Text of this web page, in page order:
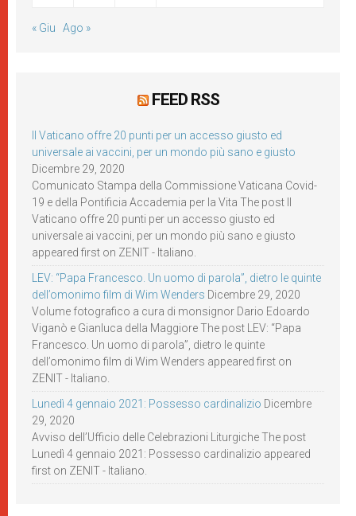
« Giu Ago »
FEED RSS
Il Vaticano offre 20 punti per un accesso giusto ed
universale ai vaccini, per un mondo più sano e giusto
Dicembre 29, 2020
Comunicato Stampa della Commissione Vaticana Covid-
19 e della Pontificia Accademia per la Vita The post Il
Vaticano offre 20 punti per un accesso giusto ed
universale ai vaccini, per un mondo più sano e giusto
appeared first on ZENIT - Italiano.
LEV: “Papa Francesco. Un uomo di parola”, dietro le quinte
dell’omonimo film di Wim Wenders Dicembre 29, 2020
Volume fotografico a cura di monsignor Dario Edoardo
Viganò e Gianluca della Maggiore The post LEV: “Papa
Francesco. Un uomo di parola”, dietro le quinte
dell’omonimo film di Wim Wenders appeared first on
ZENIT - Italiano.
Lunedì 4 gennaio 2021: Possesso cardinalizio Dicembre
29, 2020
Avviso dell’Ufficio delle Celebrazioni Liturgiche The post
Lunedì 4 gennaio 2021: Possesso cardinalizio appeared
first on ZENIT - Italiano.